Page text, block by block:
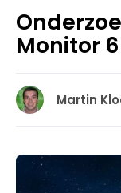
Monitor
Martin